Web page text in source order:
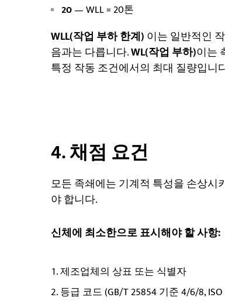
20— WLL = 20톤
WLL(작업 부하 한계) 이는 일반적인
음과는 다릅니다.WL(작업 부하)이는
특정 작동 조건에서의 최대 질량입니
4. 채점 요건
모든 족쇄에는 기계적 특성을 손상시
야 합니다.
신체에 최소한으로 표시해야 할 사항:
제조업체의 상표 또는 식별자
등급 코드 (GB/T 25854 기준 4/6/8,